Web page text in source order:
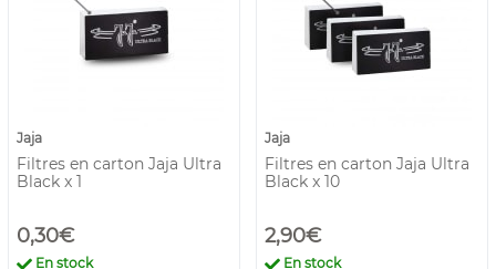
Jaja
Filtres en carton Jaja Ultra
Black x 1
0,30€
En stock
Jaja
Filtres en carton Jaja Ultra
Black x 10
2,90€
En stock